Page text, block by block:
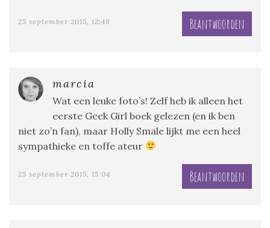
25 september 2015, 12:48 Beantwoorden
marcia
Wat een leuke foto’s! Zelf heb ik alleen het
eerste Geek Girl boek gelezen (en ik ben
niet zo’n fan), maar Holly Smale lijkt me een heel
sympathieke en toffe ateur
25 september 2015, 15:04 Beantwoorden